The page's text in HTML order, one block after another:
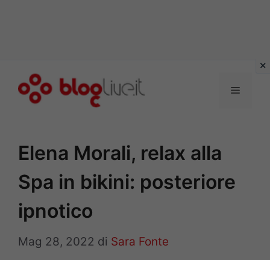
Menu
Elena Morali, relax alla
Spa in bikini: posteriore
ipnotico
Mag 28, 2022 di Sara Fonte